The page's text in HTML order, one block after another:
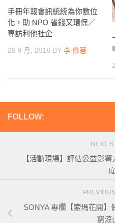
手冊年報會訊統統為你數位
化，助 NPO 省錢又環保／
專訪利他社企
28 9 月, 2016 BY 李 修慧
FOLLOW:
NEXT
【活動現場】評估公益影
SONYA 專欄【索瑪花開】
窮涼